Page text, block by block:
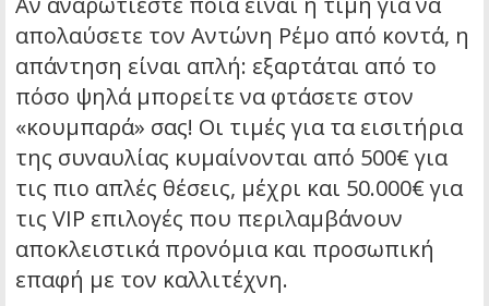
απολαύσετε τον Αντώνη Ρέμο από κοντά, η
απάντηση είναι απλή: εξαρτάται από το
πόσο ψηλά μπορείτε να φτάσετε στον
«κουμπαρά» σας! Οι τιμές για τα εισιτήρια
της συναυλίας κυμαίνονται από 500€ για
τις πιο απλές θέσεις, μέχρι και 50.000€ για
τις VIP επιλογές που περιλαμβάνουν
αποκλειστικά προνόμια και προσωπική
επαφή με τον καλλιτέχνη.